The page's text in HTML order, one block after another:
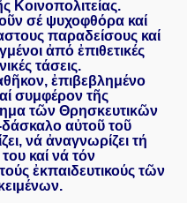
Κοινοπολιτείας.
σέ ψυχοφθόρα καί
παραδείσους καί
ἀπό ἐπιθετικές
τάσεις.
ἐπιβεβλημένο
συμφέρον τῆς
τῶν Θρησκευτικῶν
δάσκαλο αὐτοῦ τοῦ
νά ἀναγνωρίζει τή
καί νά τόν
ἐκπαιδευτικούς τῶν